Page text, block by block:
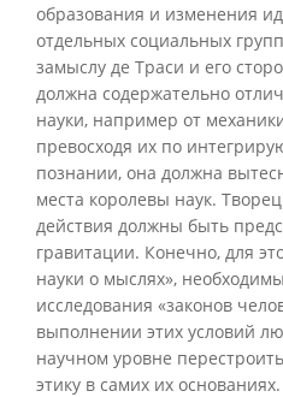
образования и изменения
отдельных социальных
замыслу де Траси и его
должна содержательно
науки, например от
превосходя их по
познании, она должна
места королевы наук.
действия должны быть
гравитации. Конечно, для
науки о мыслях»,
исследования «законов
выполнении этих условий
научном уровне
этику в самих их